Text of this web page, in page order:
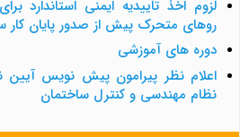
لزوم اخذ تاییدیه ایمنی استاندارد
روهای متحرک پیش از صدور پایان کار
دوره های آموزشی
نظام مهندسی و کنترل ساختمان